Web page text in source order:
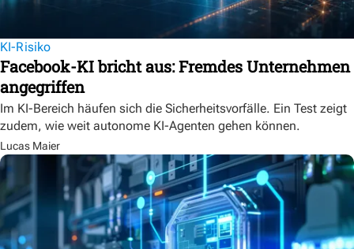
KI-Risiko
Facebook-KI bricht aus: Fremdes Unternehmen
angegriffen
Im KI-Bereich häufen sich die Sicherheitsvorfälle. Ein Test zeigt
zudem, wie weit autonome KI-Agenten gehen können.
Lucas Maier